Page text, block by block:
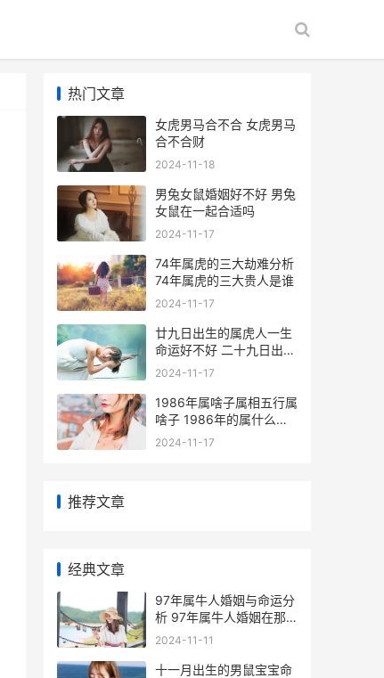
热门文章
女虎男马合不合 女虎男马
合不合财
2024-11-18
男兔女鼠婚姻好不好 男兔
女鼠在一起合适吗
2024-11-17
74年属虎的三大劫难分析
74年属虎的三大贵人是谁
2024-11-17
廿九日出生的属虎人一生
命运好不好 二十九日出生
命运如何
2024-11-17
1986年属啥子属相五行属
啥子 1986年的属什么生
肖人
2024-11-17
推荐文章
经典文章
97年属牛人婚姻与命运分
析 97年属牛人婚姻在那
个位置
2024-11-11
十一月出生的男鼠宝宝命